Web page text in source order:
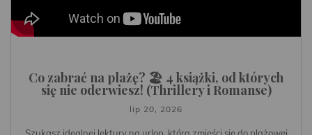
Co zabrać na plażę? 🏖️ 4 książki, od których
się nie oderwiesz! (Thrillery i Romanse)
lip 20, 2026
Szukasz idealnej lektury na urlop, która zmieści się do plażowej